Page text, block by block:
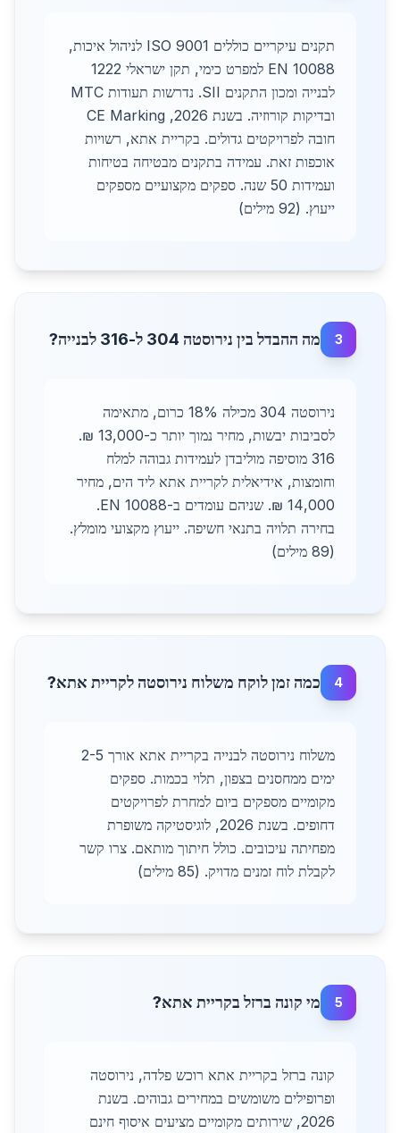
תקנים עיקריים כוללים ISO 9001 לניהול איכות,
EN 10088 למפרט כימי, תקן ישראלי 1222
לבנייה ומכון התקנים SII. נדרשות תעודות MTC
ובדיקות קורוזיה. בשנת 2026, CE Marking
חובה לפרויקטים גדולים. בקריית אתא, רשויות
אוכפות זאת. עמידה בתקנים מבטיחה בטיחות
ועמידות 50 שנה. ספקים מקצועיים מספקים
ייעוץ. (92 מילים)
3 מה ההבדל בין נירוסטה 304 ל-316 לבנייה?
נירוסטה 304 מכילה 18% כרום, מתאימה
לסביבות יבשות, מחיר נמוך יותר כ-13,000 ₪.
316 מוסיפה מוליבדן לעמידות גבוהה למלח
וחומצות, אידיאלית לקריית אתא ליד הים, מחיר
14,000 ₪. שניהם עומדים ב-EN 10088.
בחירה תלויה בתנאי חשיפה. ייעוץ מקצועי מומלץ.
(89 מילים)
4 כמה זמן לוקח משלוח נירוסטה לקריית אתא?
משלוח נירוסטה לבנייה בקריית אתא אורך 2-5
ימים ממחסנים בצפון, תלוי בכמות. ספקים
מקומיים מספקים ביום למחרת לפרויקטים
דחופים. בשנת 2026, לוגיסטיקה משופרת
מפחיתה עיכובים. כולל חיתוך מותאם. צרו קשר
לקבלת לוח זמנים מדויק. (85 מילים)
5 מי קונה ברזל בקריית אתא?
קונה ברזל בקריית אתא רוכש פלדה, נירוסטה
ופרופילים משומשים במחירים גבוהים. בשנת
2026, שירותים מקומיים מציעים איסוף חינם